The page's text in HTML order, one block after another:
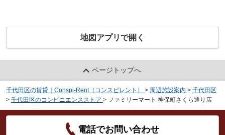
地図アプリで開く
ページトップへ
千代田区の賃貸｜Conspi-Rent（コンスピレント） > 周辺施設案内 > 千代田区
> 千代田区のコンビニエンスストア > ファミリーマート 神保町さくら通り店
電話でお問い合わせ